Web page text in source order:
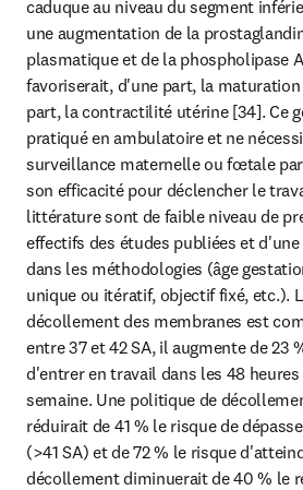
caduque au niveau du segment
une augmentation de la
plasmatique et de la phospholipase
favoriserait, d'une part, la
part, la contractilité utérine [34]. Ce
pratiqué en ambulatoire et ne
surveillance maternelle ou fœtale
son efficacité pour déclencher le
littérature sont de faible niveau de
effectifs des études publiées et
dans les méthodologies (âge
unique ou itératif, objectif fixé, etc.).
décollement des membranes est
entre 37 et 42 SA, il augmente de 23
d'entrer en travail dans les 48 heures
semaine. Une politique de
réduirait de 41 % le risque de
(>41 SA) et de 72 % le risque
décollement diminuerait de 40 % le